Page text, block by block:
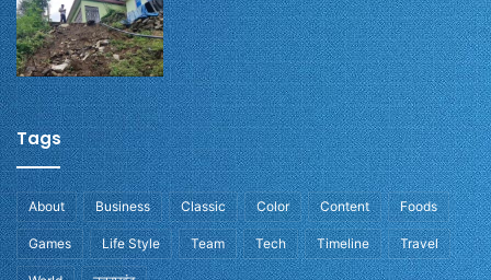
Tags
About Business Classic Color Content Foods
Games Life Style Team Tech Timeline Travel